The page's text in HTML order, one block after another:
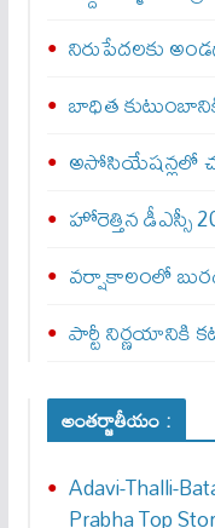
నిరుపేదలకు
బాధిత
అసోసియేషన్లలో
హోరెత్తిన డీఎస్సీ
వర్షాకాలంలో
పార్టీ నిర్ణయానికి
అంతర్జాతీయం :
Adavi-Thalli-
Prabha Top